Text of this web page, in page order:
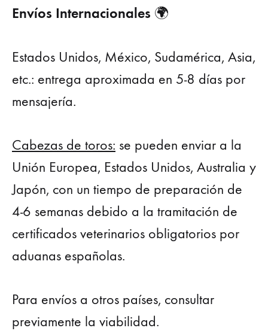
Envíos Internacionales 🌍
Estados Unidos, México, Sudamérica, Asia,
etc.: entrega aproximada en 5-8 días por
mensajería.
Cabezas de toros: se pueden enviar a la
Unión Europea, Estados Unidos, Australia y
Japón, con un tiempo de preparación de
4-6 semanas debido a la tramitación de
certificados veterinarios obligatorios por
aduanas españolas.
Para envíos a otros países, consultar
previamente la viabilidad.